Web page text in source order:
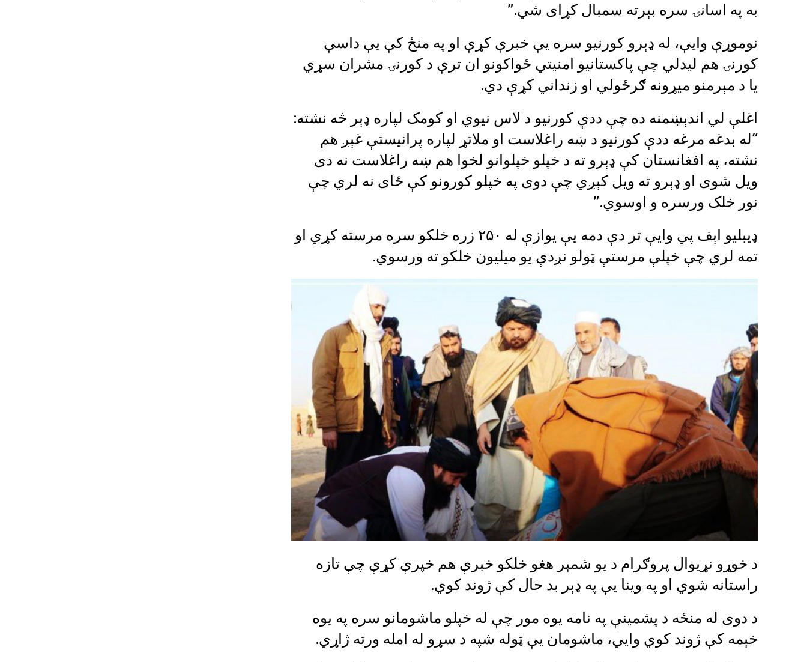
به په اسانۍ سره بېرته سمبال کړای شي.”
نوموړې وایې، له ډېرو کورنیو سره یې خبرې کړې او په منځ کې یې داسې
کورنۍ هم لیدلي چې پاکستانيو امنیتي ځواکونو ان ترې د کورنۍ مشران سړي
یا د مېرمنو میړونه ګرځولي او زنداني کړې دي.
اغلې لي اندېښمنه ده چې ددې کورنیو د لاس نیوي او کومک لپاره ډېر څه نشته:
“له بدغه مرغه ددې کورنیو د ښه راغلاست او ملاتړ لپاره پرانیستې غېږ هم
نشته، په افغانستان کې ډېرو ته د خپلو خپلوانو لخوا هم ښه راغلاست نه دی
ویل شوی او ډېرو ته ویل کېږي چې دوی په خپلو کورونو کې ځای نه لري چې
نور خلک ورسره و اوسوي.”
‌ډیبلیو اېف پي وایې تر دې دمه یې یوازې له ۲۵۰ زره خلکو سره مرسته کړي او
تمه لري چې خپلې مرستې ټولو نږدې یو میلیون خلکو ته ورسوي.
د خوړو نړیوال پروګرام د یو شمېر هغو خلکو خبرې هم خپرې کړې چې تازه
راستانه شوي او په وینا یې په ډېر بد حال کې ژوند کوي.
د دوی له منځه د پشمینې په نامه یوه مور چې له خپلو ماشومانو سره په یوه
خېمه کې ژوند کوي وایي، ماشومان یې ټوله شپه د سړو له امله ورته ژاړي.